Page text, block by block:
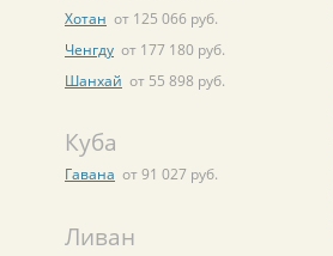
Хотан от 125 066 руб.
Ченгду от 177 180 руб.
Шанхай от 55 898 руб.
Куба
Гавана от 91 027 руб.
Ливан